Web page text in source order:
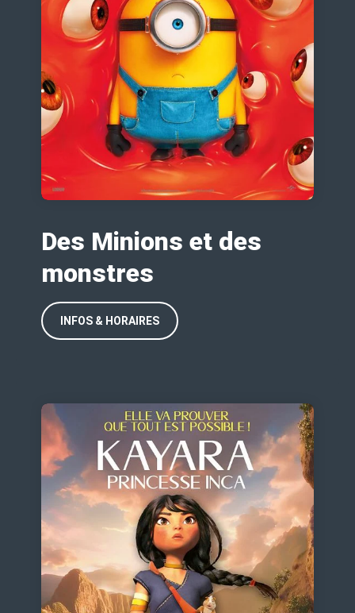
Des Minions et des
monstres
INFOS & HORAIRES